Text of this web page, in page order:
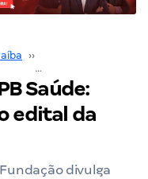
››
Saúde:
edital da
divulga